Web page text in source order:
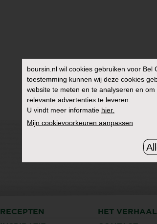
RECEPTEN HET VERHAAL
boursin.nl wil cookies gebruiken voor Bel
toestemming kunnen wij deze cookies
website te meten en te analyseren en
relevante advertenties te leveren.
U vindt meer informatie hier.
Mijn cookievoorkeuren aanpassen